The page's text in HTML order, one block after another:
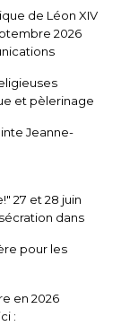
de Léon XIV
2026
et pèlerinage
Jeanne-
27 et 28 juin
dans
pour les
en 2026
: